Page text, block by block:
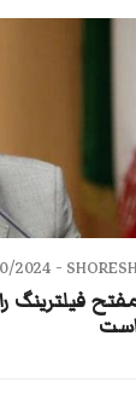
SHORESH -
2024
فیلترینگ